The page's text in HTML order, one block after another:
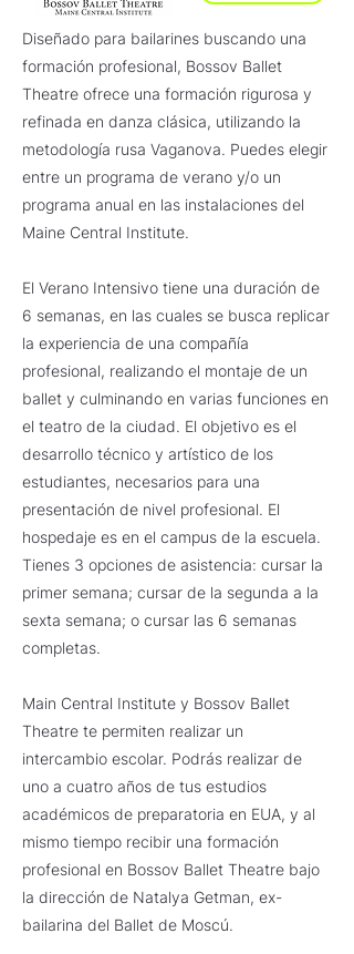
Diseñado para bailarines buscando una
formación profesional, Bossov Ballet
Theatre ofrece una formación rigurosa y
refinada en danza clásica, utilizando la
metodología rusa Vaganova. Puedes elegir
entre un programa de verano y/o un
programa anual en las instalaciones del
Maine Central Institute.
El Verano Intensivo tiene una duración de
6 semanas, en las cuales se busca replicar
la experiencia de una compañía
profesional, realizando el montaje de un
ballet y culminando en varias funciones en
el teatro de la ciudad. El objetivo es el
desarrollo técnico y artístico de los
estudiantes, necesarios para una
presentación de nivel profesional. El
hospedaje es en el campus de la escuela.
Tienes 3 opciones de asistencia: cursar la
primer semana; cursar de la segunda a la
sexta semana; o cursar las 6 semanas
completas.
Main Central Institute y Bossov Ballet
Theatre te permiten realizar un
intercambio escolar. Podrás realizar de
uno a cuatro años de tus estudios
académicos de preparatoria en EUA, y al
mismo tiempo recibir una formación
profesional en Bossov Ballet Theatre bajo
la dirección de Natalya Getman, ex-
bailarina del Ballet de Moscú.